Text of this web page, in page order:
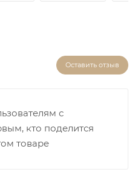
Оставить отзыв
с
кто поделится
товаре